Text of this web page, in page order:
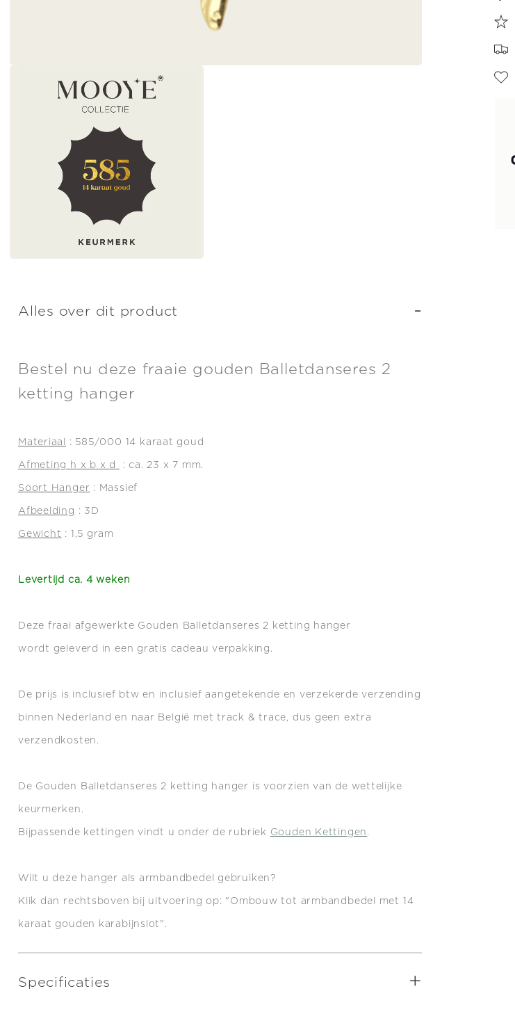
Alles over dit product -
Bestel nu deze fraaie gouden Balletdanseres 2
ketting hanger
Materiaal : 585/000 14 karaat goud
Afmeting h x b x d : ca. 23 x 7 mm.
Soort Hanger : Massief
Afbeelding : 3D
Gewicht : 1,5 gram
Levertijd ca. 4 weken
Deze fraai afgewerkte Gouden Balletdanseres 2 ketting hanger
wordt geleverd in een gratis cadeau verpakking.
De prijs is inclusief btw en inclusief aangetekende en verzekerde verzending
binnen Nederland en naar België met track & trace, dus geen extra
verzendkosten.
De Gouden Balletdanseres 2 ketting hanger is voorzien van de wettelijke
keurmerken.
Bijpassende kettingen vindt u onder de rubriek Gouden Kettingen .
Wilt u deze hanger als armbandbedel gebruiken?
Klik dan rechtsboven bij uitvoering op: "Ombouw tot armbandbedel met 14
karaat gouden karabijnslot".
Specificaties +